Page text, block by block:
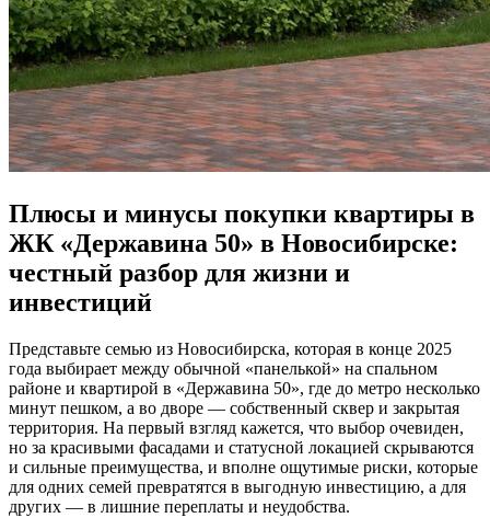
Плюсы и минусы покупки квартиры в
ЖК «Державина 50» в Новосибирске:
честный разбор для жизни и
инвестиций
Представьте семью из Новосибирска, которая в конце 2025
года выбирает между обычной «панелькой» на спальном
районе и квартирой в «Державина 50», где до метро несколько
минут пешком, а во дворе — собственный сквер и закрытая
территория. На первый взгляд кажется, что выбор очевиден,
но за красивыми фасадами и статусной локацией скрываются
и сильные преимущества, и вполне ощутимые риски, которые
для одних семей превратятся в выгодную инвестицию, а для
других — в лишние переплаты и неудобства.